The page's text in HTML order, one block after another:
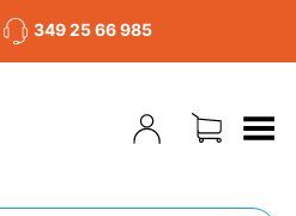
349 25 66 985
Toggle Menu